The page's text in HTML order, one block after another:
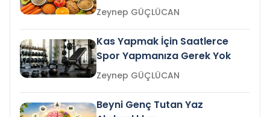
Zeynep GÜÇLÜCAN
Kas Yapmak İçin Saatlerce
Spor Yapmanıza Gerek Yok
Zeynep GÜÇLÜCAN
Beyni Genç Tutan Yaz